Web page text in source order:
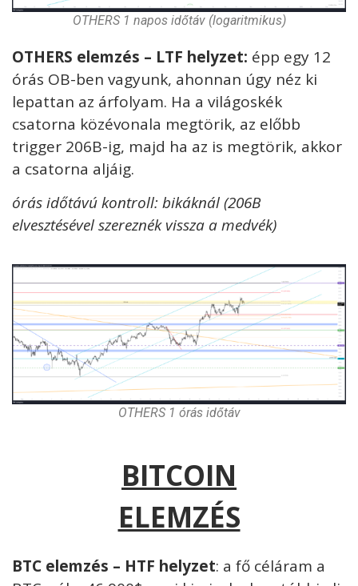
OTHERS 1 napos időtáv (logaritmikus)
OTHERS elemzés – LTF helyzet: épp egy 12
órás OB-ben vagyunk, ahonnan úgy néz ki
lepattan az árfolyam. Ha a világoskék
csatorna közévonala megtörik, az előbb
trigger 206B-ig, majd ha az is megtörik, akkor
a csatorna aljáig.
órás időtávú kontroll: bikáknál (206B
elvesztésével szereznék vissza a medvék)
OTHERS 1 órás időtáv
BITCOIN
ELEMZÉS
BTC elemzés – HTF helyzet: a fő céláram a